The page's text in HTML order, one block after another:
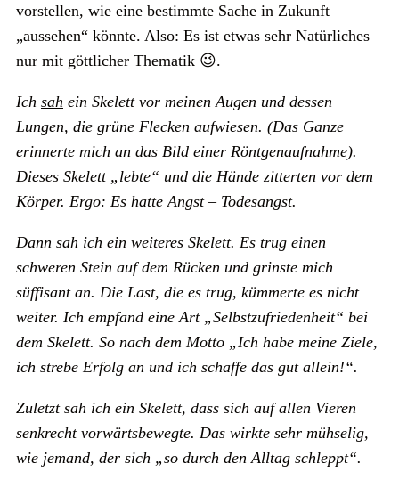
vorstellen, wie eine bestimmte Sache in Zukunft
„aussehen“ könnte. Also: Es ist etwas sehr Natürliches –
nur mit göttlicher Thematik 😉.
Ich sah ein Skelett vor meinen Augen und dessen
Lungen, die grüne Flecken aufwiesen. (Das Ganze
erinnerte mich an das Bild einer Röntgenaufnahme).
Dieses Skelett „lebte“ und die Hände zitterten vor dem
Körper. Ergo: Es hatte Angst – Todesangst.
Dann sah ich ein weiteres Skelett. Es trug einen
schweren Stein auf dem Rücken und grinste mich
süffisant an. Die Last, die es trug, kümmerte es nicht
weiter. Ich empfand eine Art „Selbstzufriedenheit“ bei
dem Skelett. So nach dem Motto „Ich habe meine Ziele,
ich strebe Erfolg an und ich schaffe das gut allein!“.
Zuletzt sah ich ein Skelett, dass sich auf allen Vieren
senkrecht vorwärtsbewegte. Das wirkte sehr mühselig,
wie jemand, der sich „so durch den Alltag schleppt“.